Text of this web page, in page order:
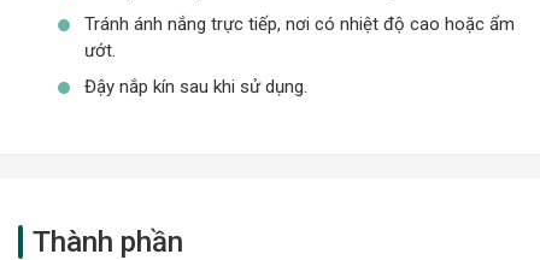
Tránh ánh nắng trực tiếp, nơi có nhiệt độ cao hoặc ẩm
ướt.
Đậy nắp kín sau khi sử dụng.
Thành phần